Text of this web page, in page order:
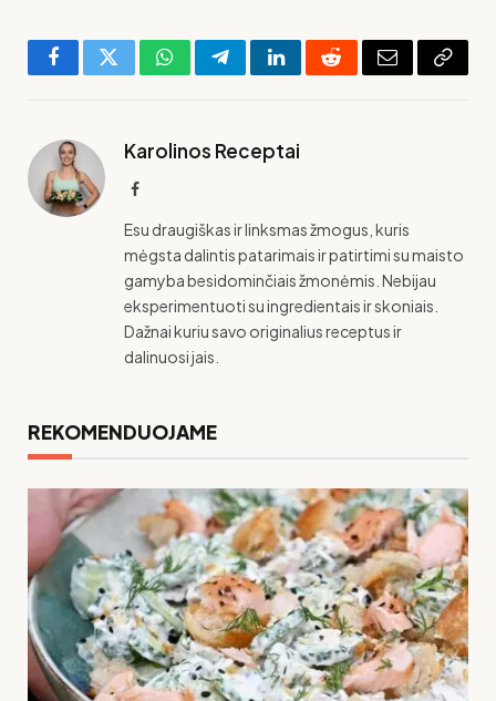
FacebookTwitterWhatsAppTelegramLinkedInRedditEl.
Copy
Karolinos Receptai
Facebook
Esu draugiškas ir linksmas žmogus, kuris
mėgsta dalintis patarimais ir patirtimi su maisto
gamyba besidominčiais žmonėmis. Nebijau
eksperimentuoti su ingredientais ir skoniais.
Dažnai kuriu savo originalius receptus ir
dalinuosi jais.
REKOMENDUOJAME